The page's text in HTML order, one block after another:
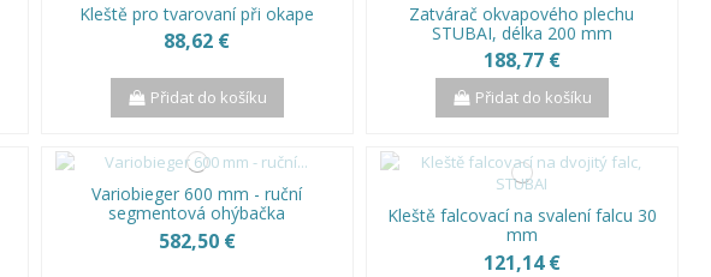
Kleště pro tvarovaní při okape
88,62 €
Přidat do košíku
Zatvárač okvapového plechu
STUBAI, délka 200 mm
188,77 €
Přidat do košíku
Variobieger 600 mm - ruční
segmentová ohýbačka
582,50 €
Kleště falcovací na svalení falcu 30
mm
121,14 €